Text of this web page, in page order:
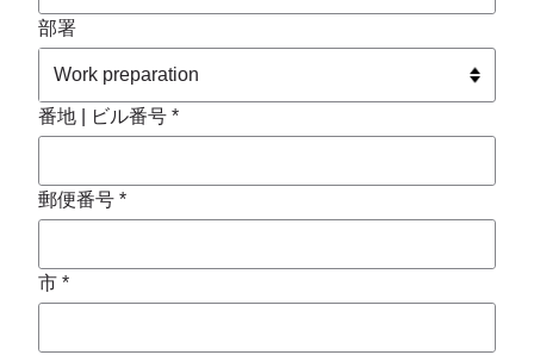
部署
番地 | ビル番号 *
郵便番号 *
市 *